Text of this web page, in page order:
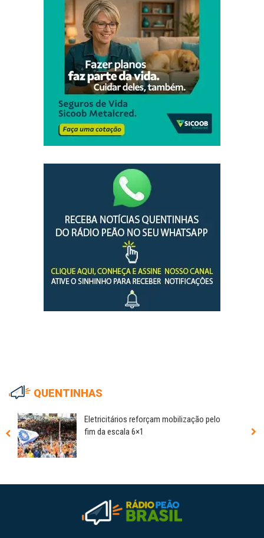
QUENTINHAS
Eletricitários reforçam mobilização pelo
fim da escala 6×1